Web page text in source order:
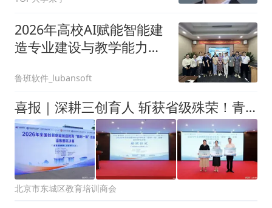
2026年高校AI赋能智能建
造专业建设与教学能力提
鲁班软件_lubansoft
喜报｜深耕三创育人 斩获省级殊荣！青岛恒星科技学院工商管理行业学院教师在全国“精彩一课”竞赛山东赛区包揽一、二、三等奖
北京市东城区教育培训商会